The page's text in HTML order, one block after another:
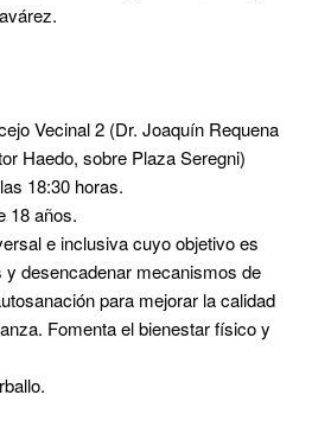
Vecinal 2 (Dr. Joaquín Requena
Haedo, sobre Plaza Seregni)
18:30 horas.
18 años.
e inclusiva cuyo objetivo es
y desencadenar mecanismos de
para mejorar la calidad
Fomenta el bienestar físico y